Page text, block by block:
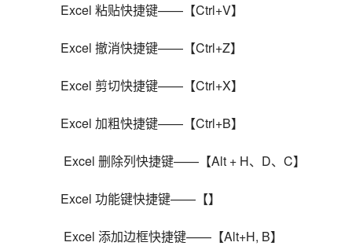
Excel 粘贴快捷键——【Ctrl+V】
Excel 撤消快捷键——【Ctrl+Z】
Excel 剪切快捷键——【Ctrl+X】
Excel 加粗快捷键——【Ctrl+B】
Excel 删除列快捷键——【Alt + H、D、C】
Excel 功能键快捷键——【】
Excel 添加边框快捷键——【Alt+H, B】